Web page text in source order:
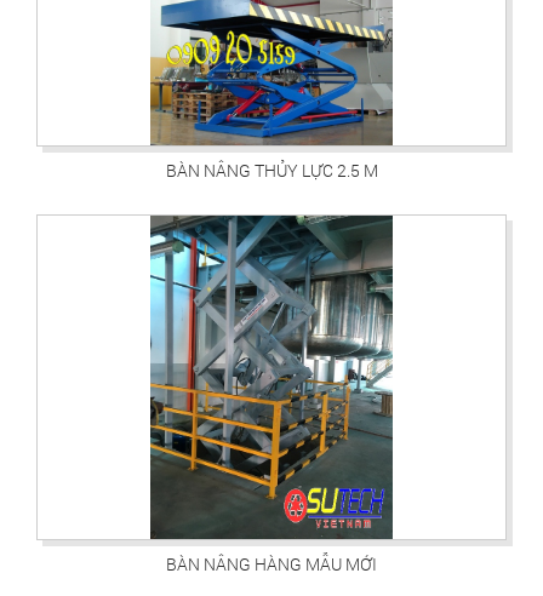
BÀN NÂNG THỦY LỰC 2.5 M
BÀN NÂNG HÀNG MẪU MỚI